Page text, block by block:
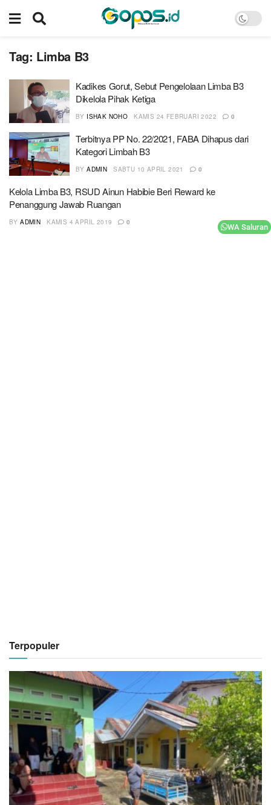
Tag: Limba B3
Kadikes Gorut, Sebut Pengelolaan Limba B3
Dikelola Pihak Ketiga
BY ISHAK NOHO KAMIS 24 FEBRUARI 2022 0
Terbitnya PP No. 22/2021, FABA Dihapus dari
Kategori Limbah B3
BY ADMIN SABTU 10 APRIL 2021 0
Kelola Limba B3, RSUD Ainun Habibie Beri Reward ke
Penanggung Jawab Ruangan
BY ADMIN KAMIS 4 APRIL 2019 0
Terpopuler
WA Saluran